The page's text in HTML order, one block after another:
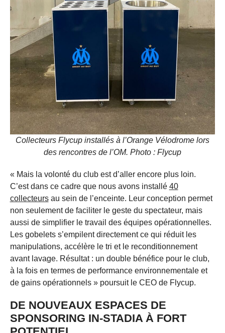
Collecteurs Flycup installés à l’Orange Vélodrome lors
des rencontres de l’OM. Photo : Flycup
« Mais la volonté du club est d’aller encore plus loin.
C’est dans ce cadre que nous avons installé 40
collecteursau sein de l’enceinte. Leur conception permet
non seulement de faciliter le geste du spectateur, mais
aussi de simplifier le travail des équipes opérationnelles.
Les gobelets s’empilent directement ce qui réduit les
manipulations, accélère le tri et le reconditionnement
avant lavage. Résultat : un double bénéfice pour le club,
à la fois en termes de performance environnementale et
de gains opérationnels » poursuit le CEO de Flycup.
DE NOUVEAUX ESPACES DE
SPONSORING IN-STADIA À FORT